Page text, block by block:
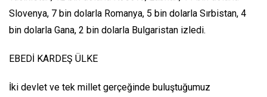
Slovenya, 7 bin dolarla Romanya, 5 bin dolarla Sırbistan, 4
bin dolarla Gana, 2 bin dolarla Bulgaristan izledi.
EBEDİ KARDEŞ ÜLKE
İki devlet ve tek millet gerçeğinde buluştuğumuz